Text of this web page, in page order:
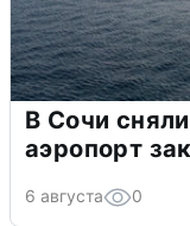
В Сочи
аэропорт
6 августа 0